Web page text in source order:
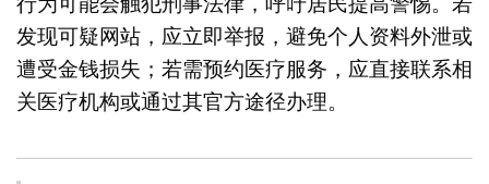
发现可疑网站，应立即举报，避免个人资料外泄或
遭受金钱损失；若需预约医疗服务，应直接联系相
关医疗机构或通过其官方途径办理。